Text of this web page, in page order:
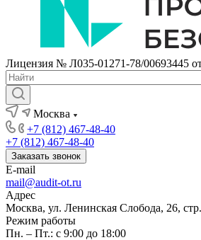
Лицензия № Л035-01271-78/00693445 от
Москва
+7 (812) 467-48-40
+7 (812) 467-48-40
Заказать звонок
E-mail
mail@audit-ot.ru
Адрес
Москва, ул. Ленинская Слобода, 26,
Режим работы
Пн. – Пт.: с 9:00 до 18:00